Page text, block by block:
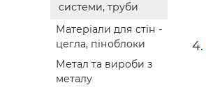
системи, труби
Матеріали для стін -
цегла, піноблоки
Метал та вироби з
металу